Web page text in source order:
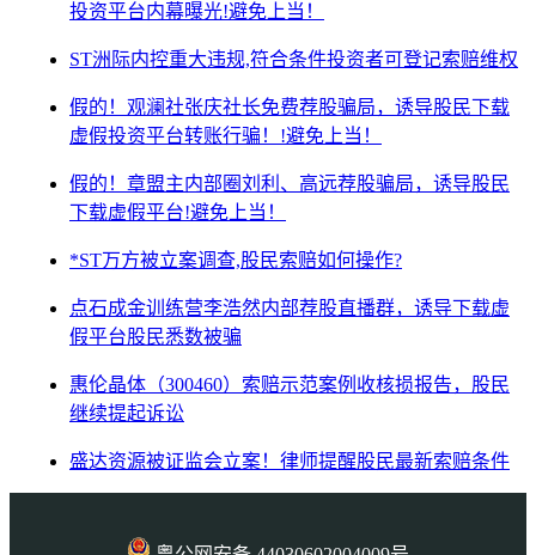
投资平台内幕曝光!避免上当！
ST洲际内控重大违规,符合条件投资者可登记索赔维权
假的！观澜社张庆社长免费荐股骗局，诱导股民下载
虚假投资平台转账行骗！!避免上当！
假的！章盟主内部圈刘利、高远荐股骗局，诱导股民
下载虚假平台!避免上当！
*ST万方被立案调查,股民索赔如何操作?
点石成金训练营李浩然内部荐股直播群，诱导下载虚
假平台股民悉数被骗
惠伦晶体（300460）索赔示范案例收核损报告，股民
继续提起诉讼
盛达资源被证监会立案！律师提醒股民最新索赔条件